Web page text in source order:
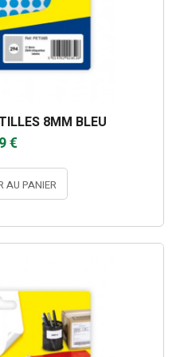
8MM BLEU
€
AU PANIER